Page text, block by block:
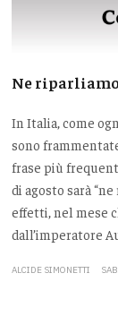
Ne
In Italia, come
sono
frase più
di agosto sarà
effetti, nel mese
dall’imperatore
ALCIDE SIMONETTI